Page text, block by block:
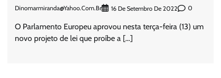
Dinomarmiranda@yahoo.com.br 16 De Setembro De 2022 0
O Parlamento Europeu aprovou nesta terça-feira (13) um
novo projeto de lei que proíbe a […]